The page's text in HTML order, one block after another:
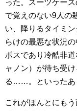
った。スーツケー
で覚えのない9人の
い、降りるタイミ
らけの最悪な状況
ボスであり冷酷非
ャノン）が待ち受
る……。といったあ
これがほんとにも